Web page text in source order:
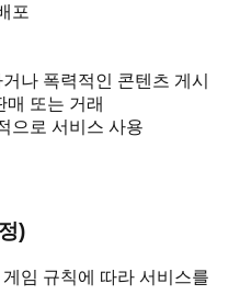
포
나 폭력적인 콘텐츠 게시
매 또는 거래
으로 서비스 사용
)
임 규칙에 따라 서비스를